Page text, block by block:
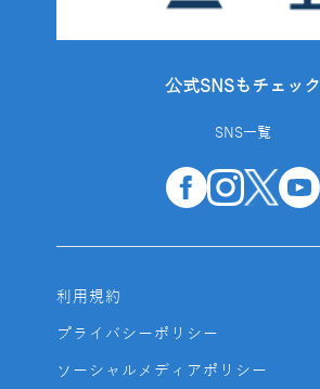
公式SNSもチェック
SNS一覧
利用規約
プライバシーポリシー
ソーシャルメディアポリシー